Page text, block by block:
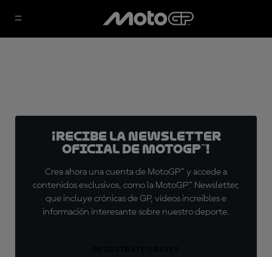
¡Recibe la Newsletter
oficial de MotoGP™!
Crea ahora una cuenta de MotoGP™ y accede a
contenidos exclusivos, como la MotoGP™ Newsletter,
que incluye crónicas de GP, vídeos increíbles e
información interesante sobre nuestro deporte.